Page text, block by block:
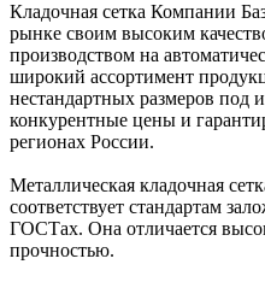
Кладочная сетка Компании
рынке своим высоким
производством на
широкий ассортимент
нестандартных размеров под
конкурентные цены и
регионах России.
Металлическая кладочная
соответствует стандартам
ГОСТах. Она отличается
прочностью.